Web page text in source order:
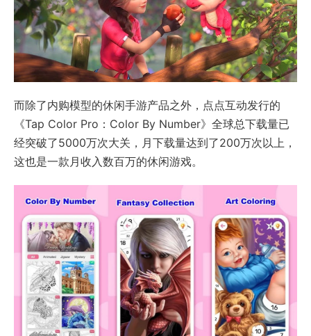
而除了内购模型的休闲手游产品之外，点点互动发行的
《Tap Color Pro：Color By Number》全球总下载量已
经突破了5000万次大关，月下载量达到了200万次以上，
这也是一款月收入数百万的休闲游戏。